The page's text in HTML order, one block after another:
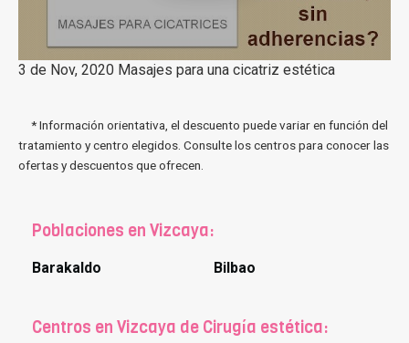
3 de Nov, 2020 Masajes para una cicatriz estética
* Información orientativa, el descuento puede variar en función del
tratamiento y centro elegidos. Consulte los centros para conocer las
ofertas y descuentos que ofrecen.
Poblaciones en Vizcaya:
Barakaldo Bilbao
Centros en Vizcaya de Cirugía estética: